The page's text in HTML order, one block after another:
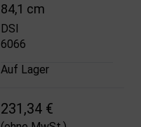
84,1 cm
DSI
6066
Auf Lager
231,34 €